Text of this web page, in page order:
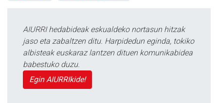
AIURRI hedabideak eskualdeko nortasun hitzak
jaso eta zabaltzen ditu. Harpidedun eginda, tokiko
albisteak euskaraz lantzen dituen komunikabidea
babestuko duzu.
Egin AIURRIkide!